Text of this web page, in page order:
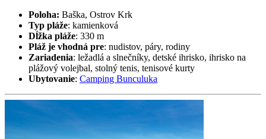
Poloha: Baška, Ostrov Krk
Typ pláže: kamienková
Dĺžka pláže: 330 m
Pláž je vhodná pre: nudistov, páry, rodiny
Zariadenia: ležadlá a slnečníky, detské ihrisko, ihrisko na
plážový volejbal, stolný tenis, tenisové kurty
Ubytovanie: Camping Bunculuka